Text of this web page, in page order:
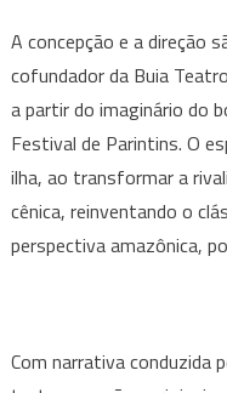
A concepção e a direção
cofundador da Buia
a partir do imaginário do
Festival de Parintins. O
ilha, ao transformar a
cênica, reinventando o
perspectiva amazônica,
Com narrativa conduzida